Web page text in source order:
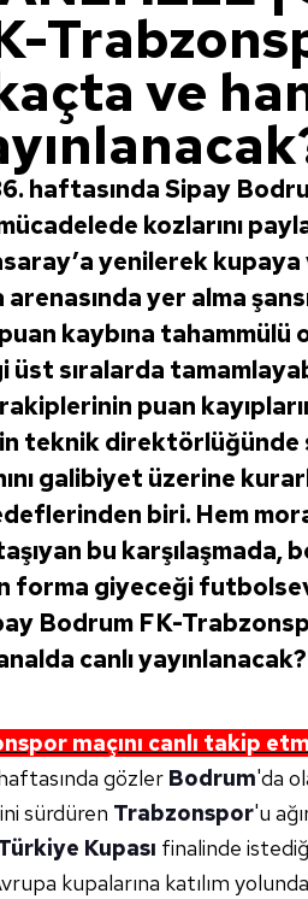
ve
haftasında Sipay
kozlarını
yenilerek kupaya
yer alma
kaybına tahammülü
üst sıralarda
puan
teknik direktörlüğünde
galibiyet üzerine
biri. Hem
bu karşılaşmada,
forma giyeceği
Bodrum FK-
canlı yayınlanacak?
maçını canlı takip
gözler Bodrum'da
sürdüren Trabzonspor'u
Kupası finalinde
kupalarına katılım yolunda